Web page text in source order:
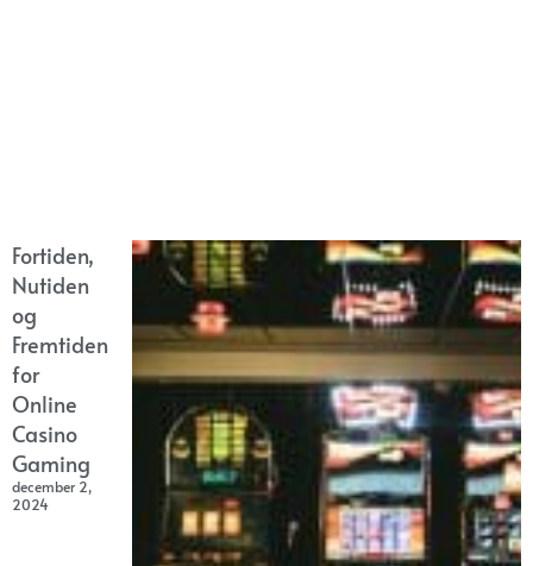
Fortiden,
Nutiden
og
Fremtiden
for
Online
Casino
Gaming
december 2,
2024